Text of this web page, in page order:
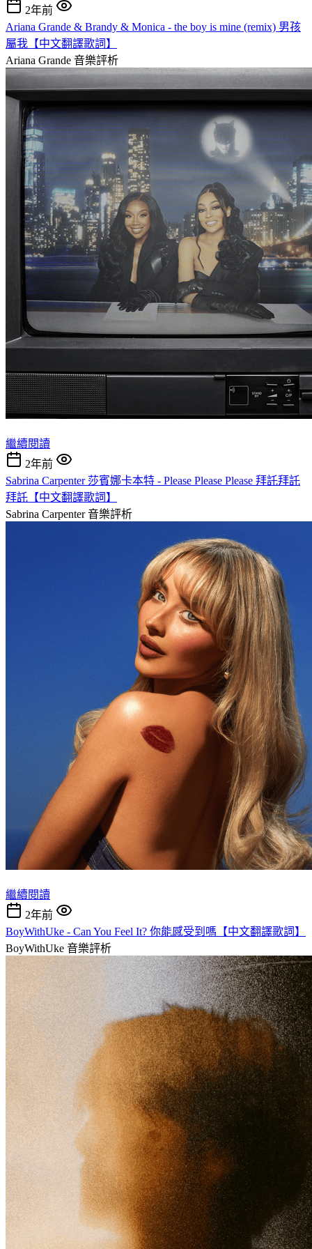
2年前
Ariana Grande & Brandy & Monica - the boy is mine (remix) 男孩
屬我【中文翻譯歌詞】
Ariana Grande 音樂評析
繼續閱讀
2年前
Sabrina Carpenter 莎賓娜卡本特 - Please Please Please 拜託拜託
拜託【中文翻譯歌詞】
Sabrina Carpenter音樂評析
繼續閱讀
2年前
BoyWithUke - Can You Feel It? 你能感受到嗎【中文翻譯歌詞】
BoyWithUke 音樂評析